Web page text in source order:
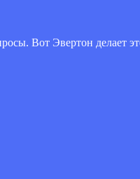
Вот Эвертон делает